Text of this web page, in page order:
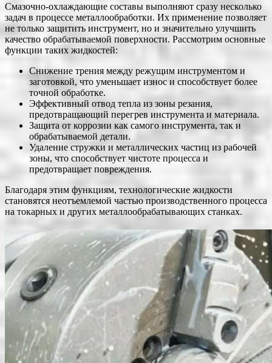
Смазочно-охлаждающие составы выполняют сразу несколько
задач в процессе металлообработки. Их применение позволяет
не только защитить инструмент, но и значительно улучшить
качество обрабатываемой поверхности. Рассмотрим основные
функции таких жидкостей:
Снижение трения между режущим инструментом и
заготовкой, что уменьшает износ и способствует более
точной обработке.
Эффективный отвод тепла из зоны резания,
предотвращающий перегрев инструмента и материала.
Защита от коррозии как самого инструмента, так и
обрабатываемой детали.
Удаление стружки и металлических частиц из рабочей
зоны, что способствует чистоте процесса и
предотвращает повреждения.
Благодаря этим функциям, технологические жидкости
становятся неотъемлемой частью производственного процесса
на токарных и других металлообрабатывающих станках.